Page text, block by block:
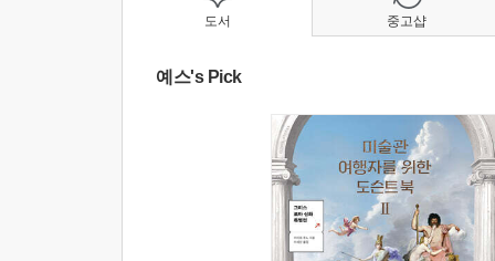
도서
예스's Pick
중고샵